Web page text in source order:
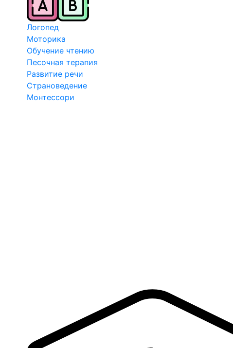
Логопед
Моторика
Обучение чтению
Песочная терапия
Развитие речи
Страноведение
Монтессори